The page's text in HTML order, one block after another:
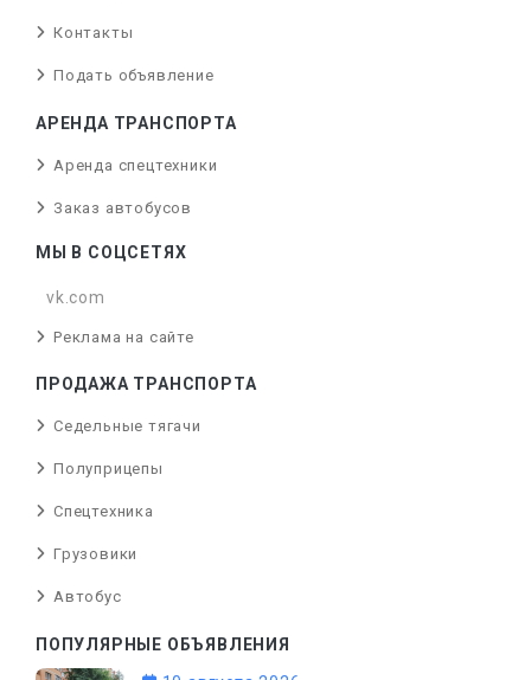
Контакты
Подать объявление
АРЕНДА ТРАНСПОРТА
Аренда спецтехники
Заказ автобусов
МЫ В СОЦСЕТЯХ
vk.com
Реклама на сайте
ПРОДАЖА ТРАНСПОРТА
Седельные тягачи
Полуприцепы
Спецтехника
Грузовики
Автобус
ПОПУЛЯРНЫЕ ОБЪЯВЛЕНИЯ